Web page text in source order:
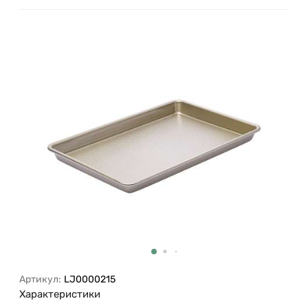
Артикул: LJ0000215
Характеристики